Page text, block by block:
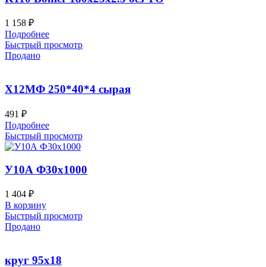
1 158 ₽
Подробнее
Быстрый просмотр
Продано
Х12МФ 250*40*4 сырая
491 ₽
Подробнее
Быстрый просмотр
У10А Ф30х1000
1 404 ₽
В корзину
Быстрый просмотр
Продано
круг 95х18